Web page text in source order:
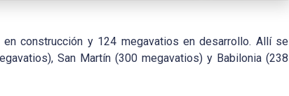
construcción y 124 megavatios en desarrollo. Allí se
San Martín (300 megavatios) y Babilonia (238